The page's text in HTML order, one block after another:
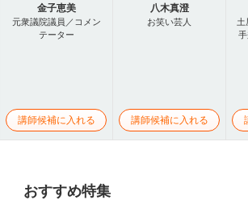
金子恵美
元衆議院議員／コメン
テーター
講師候補に入れる
八木真澄
お笑い芸人
講師候補に入れる
土
おすすめ特集